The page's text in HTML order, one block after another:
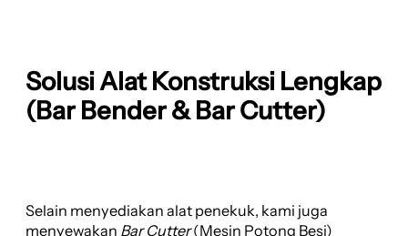
Solusi Alat Konstruksi Lengkap
(Bar Bender & Bar Cutter)
Selain menyediakan alat penekuk, kami juga
menyewakan Bar Cutter(Mesin Potong Besi)